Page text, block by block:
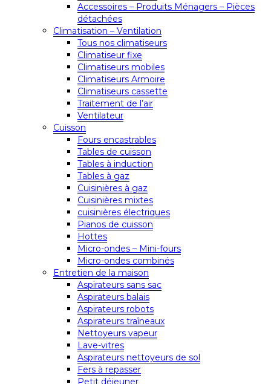
Accessoires – Produits Ménagers – Pièces
détachées
Climatisation – Ventilation
Tous nos climatiseurs
Climatiseur fixe
Climatiseurs mobiles
Climatiseurs Armoire
Climatiseurs cassette
Traitement de l’air
Ventilateur
Cuisson
Fours encastrables
Tables de cuisson
Tables à induction
Tables à gaz
Cuisinières à gaz
Cuisinières mixtes
cuisinières électriques
Pianos de cuisson
Hottes
Micro-ondes – Mini-fours
Micro-ondes combinés
Entretien de la maison
Aspirateurs sans sac
Aspirateurs balais
Aspirateurs robots
Aspirateurs traîneaux
Nettoyeurs vapeur
Lave-vitres
Aspirateurs nettoyeurs de sol
Fers à repasser
Petit déjeuner